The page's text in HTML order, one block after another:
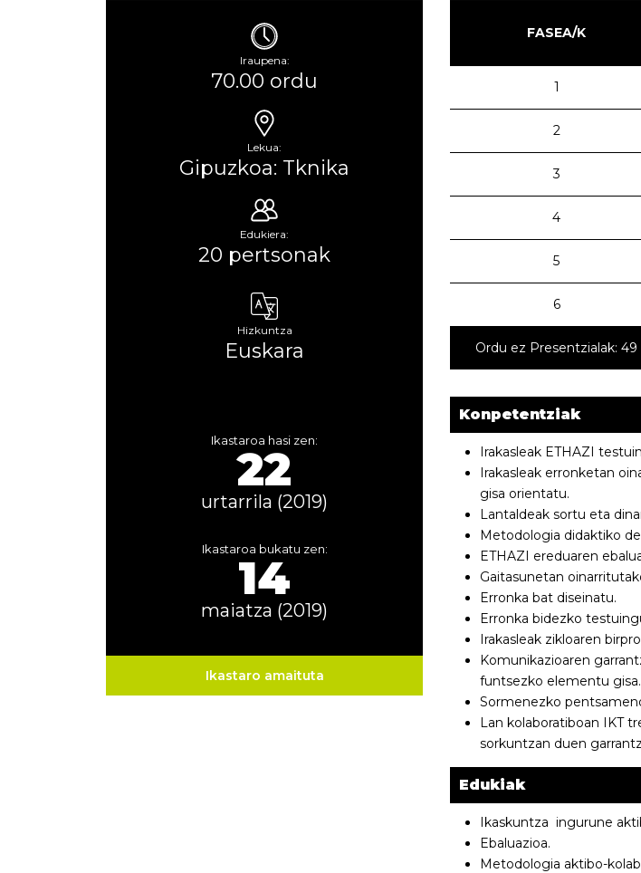
Iraupena:
70.00 ordu
Lekua:
Gipuzkoa: Tknika
Edukiera:
20 pertsonak
Hizkuntza
Euskara
Ikastaroa hasi zen:
22
urtarrila (2019)
Ikastaroa bukatu zen:
14
maiatza (2019)
Ikastaro amaituta
FASEA/K
1
2
3
4
5
6
Ordu ez Presentzialak: 49
Konpetentziak
Irakasleak ETHAZI
Irakasleak erronketan
gisa orientatu.
Lantaldeak sortu eta
Metodologia didaktiko
ETHAZI ereduaren
Gaitasunetan
Erronka bat diseinatu.
Erronka bidezko
Irakasleak zikloaren
Komunikazioaren
funtsezko elementu gisa.
Sormenezko
Lan kolaboratiboan IKT
sorkuntzan duen
Edukiak
Ikaskuntza ingurune
Ebaluazioa.
Metodologia aktibo-